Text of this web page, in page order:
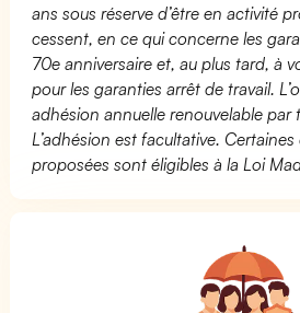
ans sous réserve d’être en activité
cessent, en ce qui concerne les
70e anniversaire et, au plus tard, à
pour les garanties arrêt de travail.
adhésion annuelle renouvelable
L’adhésion est facultative.
proposées sont éligibles à la Loi